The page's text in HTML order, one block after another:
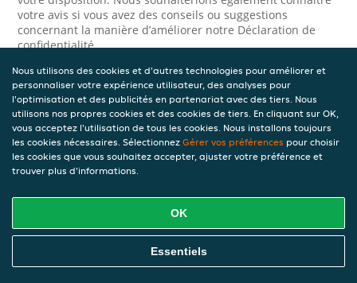
votre avis si vous avez des conseils ou suggestions
concernant la manière d’améliorer notre Déclaration de
confidentialité.
Sécurité
JET prend la protection des données à caractère personnel
très au sérieux. Ainsi, nous prenons les mesures
appropriées pour protéger vos données à caractère
personnel contre l’usage abusif, la perte, l’accès non
autorisé, la divulgation non désirée et la modification non
données à caractère personnel ne sont pas correctement
protégées ou si vous suspectez un usage abusif, veuillez
nous contacter via leformulaire de confidentialité.
Comment nous contacter
Nous utilisons des cookies et d'autres technologies pour améliorer et
personnaliser votre expérience utilisateur, des analyses pour
l'optimisation et des publicités en partenariat avec des tiers. Nous
utilisons nos propres cookies et des cookies de tiers. En cliquant sur OK,
vous acceptez l'utilisation de tous les cookies. Nous installons toujours
les cookies nécessaires. Sélectionnez Gérer vos préférences pour choisir
les cookies que vous souhaitez accepter, ajuster votre préférence et
trouver plus d'informations.
OK
Essentiels